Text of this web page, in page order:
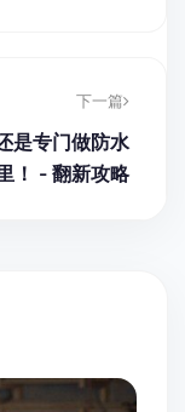
下一篇
是专门做防水
！ - 翻新攻略